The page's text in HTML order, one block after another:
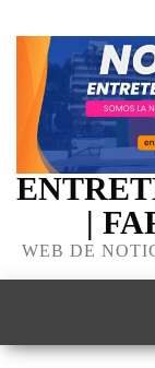
|
WEB DE